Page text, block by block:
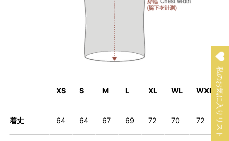
XS S M L XL WL WXL
着丈 64 64 67 69 72 70 72 私のお気に入りリスト